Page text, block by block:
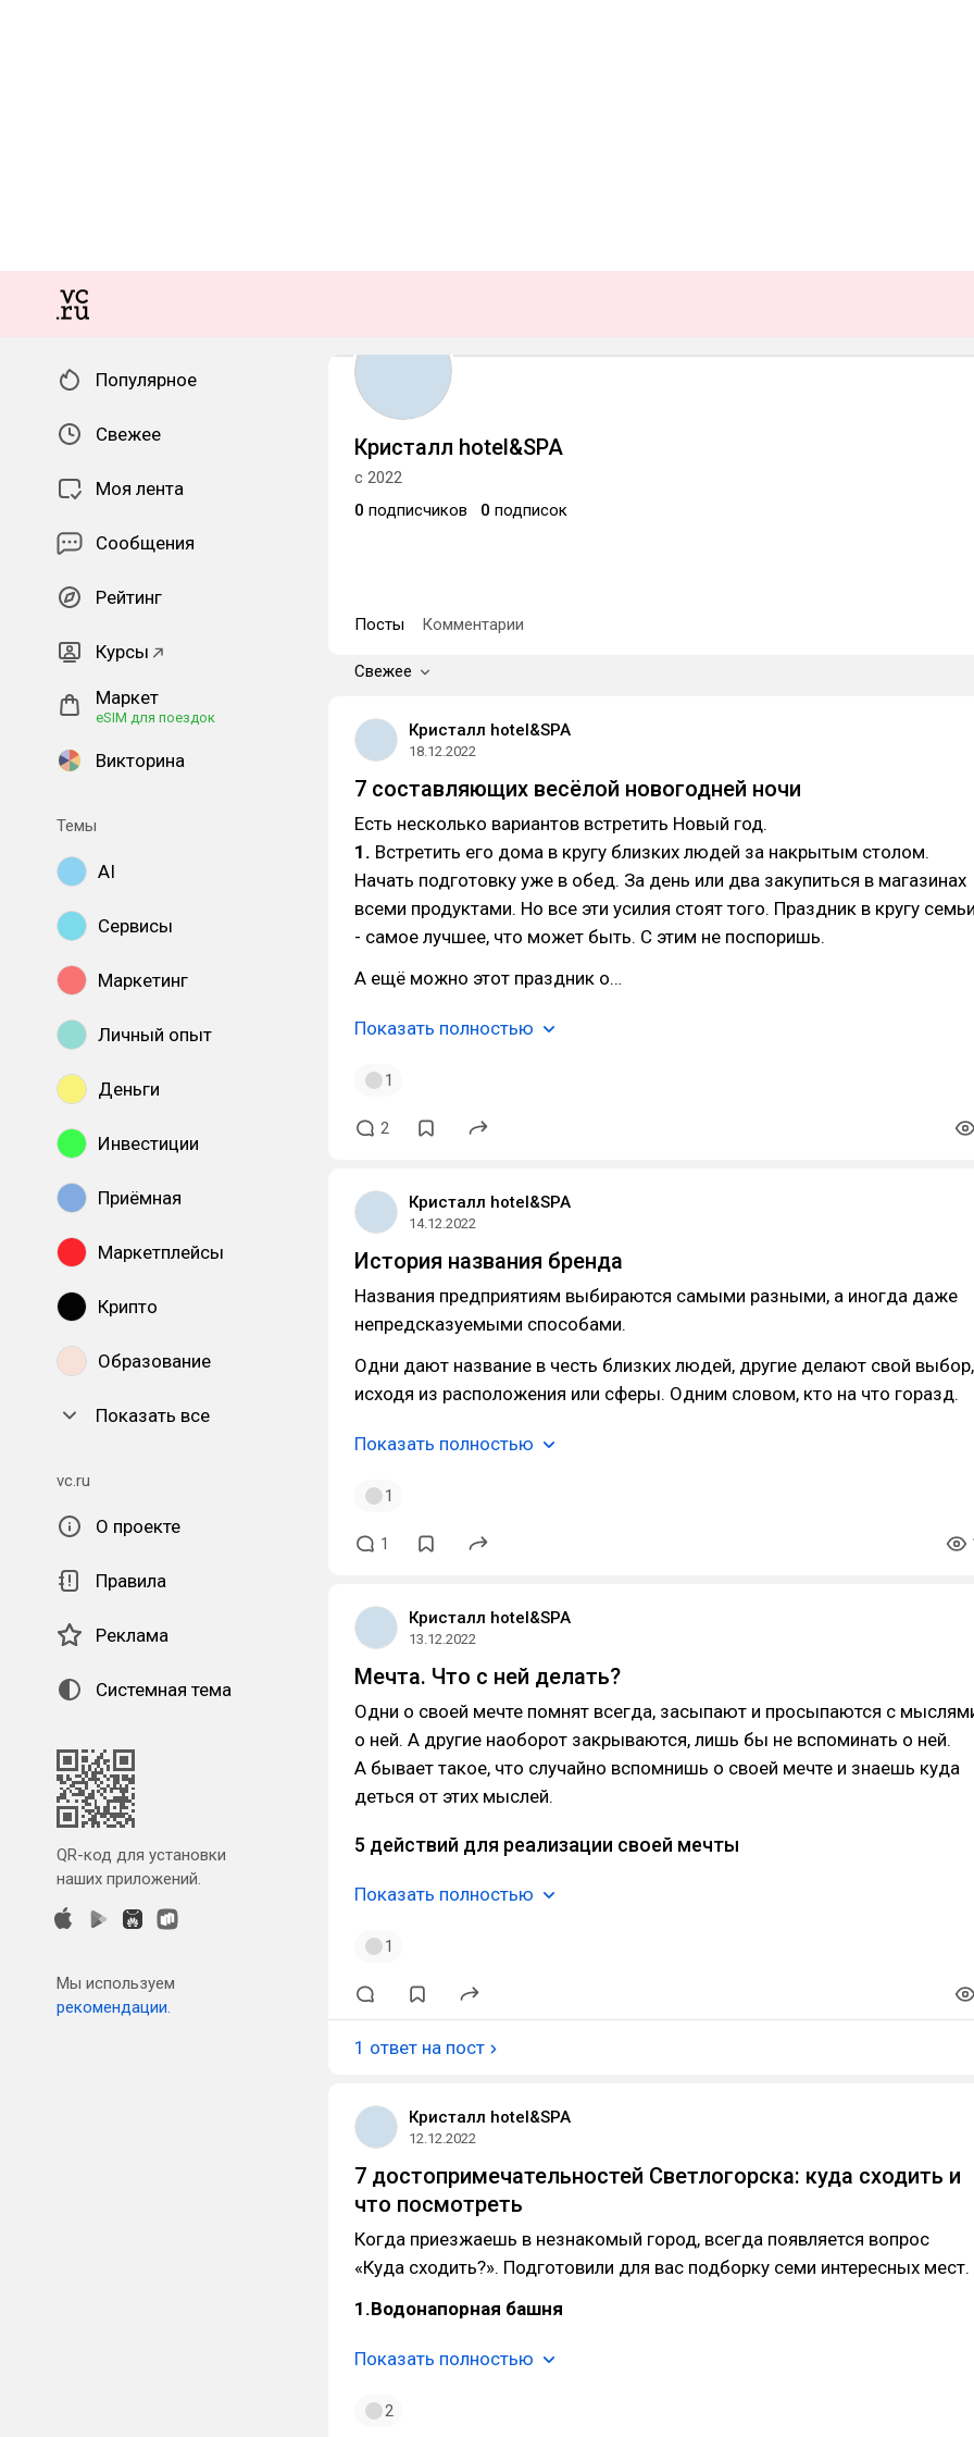
Популярное
Свежее
Моя лента
Сообщения
Рейтинг
Курсы
Маркет
eSIM для поездок
Викторина
Темы
AI
Сервисы
Маркетинг
Личный опыт
Деньги
Инвестиции
Приёмная
Маркетплейсы
Крипто
Образование
Показать все
vc.ru
О проекте
Правила
Реклама
Системная тема
QR-код для установки
наших приложений.
Мы используем
рекомендации.
Кристалл hotel&SPA
с 2022
0 подписчиков 0 подписок
Посты Комментарии
Свежее
Кристалл hotel&SPA
18.12.2022
7 составляющих весёлой новогодней ночи
Есть несколько вариантов встретить Новый год.
1. Встретить его дома в кругу близких людей за накрытым столом.
Начать подготовку уже в обед. За день или два закупиться в магазинах
всеми продуктами. Но все эти усилия стоят того. Праздник в кругу
- самое лучшее, что может быть. С этим не поспоришь.
А ещё можно этот праздник о…
Показать полностью
1
2
Кристалл hotel&SPA
14.12.2022
История названия бренда
Названия предприятиям выбираются самыми разными, а иногда даже
непредсказуемыми способами.
Одни дают название в честь близких людей, другие делают свой выбор,
исходя из расположения или сферы. Одним словом, кто на что горазд.
Показать полностью
1
1
Кристалл hotel&SPA
13.12.2022
Мечта. Что с ней делать?
Одни о своей мечте помнят всегда, засыпают и просыпаются с
о ней. А другие наоборот закрываются, лишь бы не вспоминать о ней.
А бывает такое, что случайно вспомнишь о своей мечте и знаешь куда
деться от этих мыслей.
5 действий для реализации своей мечты
Показать полностью
1
1 ответ на пост
Кристалл hotel&SPA
12.12.2022
7 достопримечательностей Светлогорска: куда сходить и
что посмотреть
Когда приезжаешь в незнакомый город, всегда появляется вопрос
«Куда сходить?». Подготовили для вас подборку семи интересных мест.
1.Водонапорная башня
Показать полностью
2